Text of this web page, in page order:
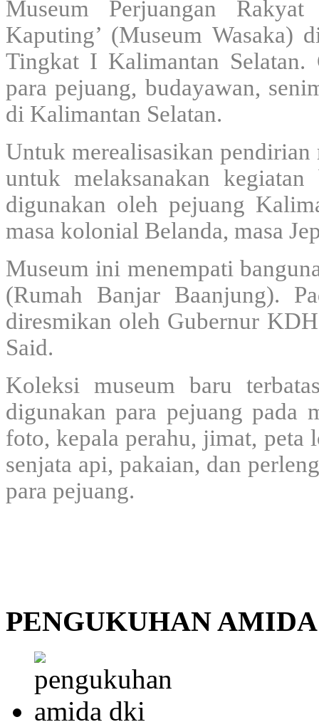
Museum Perjuangan
Kaputing’ (Museum Wasaka)
Tingkat I Kalimantan Selatan.
para pejuang, budayawan,
di Kalimantan Selatan.
Untuk merealisasikan
untuk melaksanakan kegiatan
digunakan oleh pejuang
masa kolonial Belanda, masa
Museum ini menempati
(Rumah Banjar Baanjung).
diresmikan oleh Gubernur
Said.
Koleksi museum baru
digunakan para pejuang pada
foto, kepala perahu, jimat, peta
senjata api, pakaian, dan
para pejuang.
PENGUKUHAN